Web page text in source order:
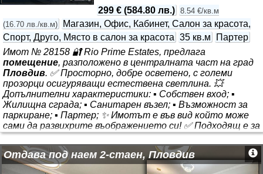
299 € (584.80 лв.) 8.54 €/кв.м
(16.70 лв./кв.м)
Магазин, Офис, Кабинет, Салон за красота,
Спорт, Друго, Място в салон за красота 35 кв.м
Партер
Имот № 28158 🔐 Rio Prime Estates, предлага
помещение, разположено в централната част на град
Пловдив. ✅ Просторно, добре осветено, с големи
прозорци осигуряващи естествена светлина. 💥
Допълнителни характеристики: ▪ Собствен вход; ▪
Жилищна сграда; ▪ Санитарен възел; ▪ Възможност за
паркиране; ▪ Партер; ✨ Имотът е във вид който може
сами да развихрите въображението си! ✅ Подходящ е за
различен вид дейност! 📍 Локацията е комуникативна и
предпочитана, с лесен достъп и постоянен
човекопоток! 📞 Свържете се с нас за повече
информация и оглед!
Отдава под наем 2-стаен, Пловдив